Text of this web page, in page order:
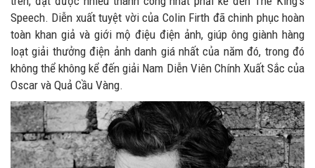
Speech. Diễn xuất tuyệt vời của Colin Firth đã chinh phục hoàn
toàn khan giả và giới mộ điệu điện ảnh, giúp ông giành hàng
loạt giải thưởng điện ảnh danh giá nhất của năm đó, trong đó
không thể không kể đến giải Nam Diễn Viên Chính Xuất Sắc của
Oscar và Quả Cầu Vàng.